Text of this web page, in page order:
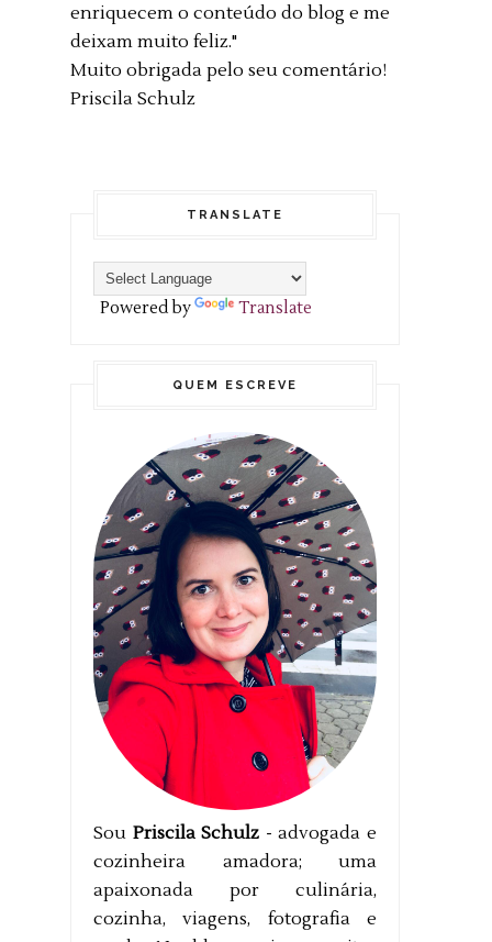
enriquecem o conteúdo do blog e me
deixam muito feliz."
Muito obrigada pelo seu comentário!
Priscila Schulz
TRANSLATE
Powered by Translate
QUEM ESCREVE
Sou Priscila Schulz - advogada e
cozinheira amadora; uma
apaixonada por culinária,
cozinha, viagens, fotografia e